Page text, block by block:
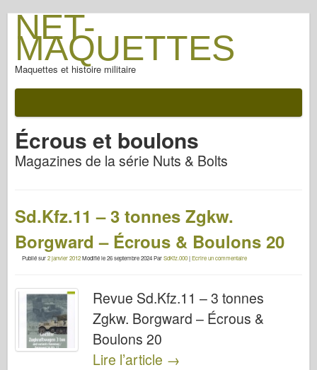
NET-
MAQUETTES
Maquettes et histoire militaire
Écrous et boulons
Magazines de la série Nuts & Bolts
Sd.Kfz.11 – 3 tonnes Zgkw.
Borgward – Écrous & Boulons 20
Publié sur2 janvier 2012Modifié le26 septembre 2024ParSdKfz.000|Ecrire un commentaire
Revue Sd.Kfz.11 – 3 tonnes
Zgkw. Borgward – Écrous &
Boulons 20
Lire l’article →